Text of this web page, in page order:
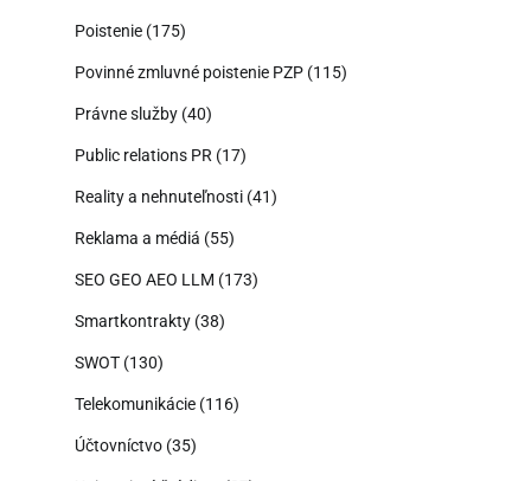
Poistenie (175)
Povinné zmluvné poistenie PZP (115)
Právne služby (40)
Public relations PR (17)
Reality a nehnuteľnosti (41)
Reklama a médiá (55)
SEO GEO AEO LLM (173)
Smartkontrakty (38)
SWOT (130)
Telekomunikácie (116)
Účtovníctvo (35)